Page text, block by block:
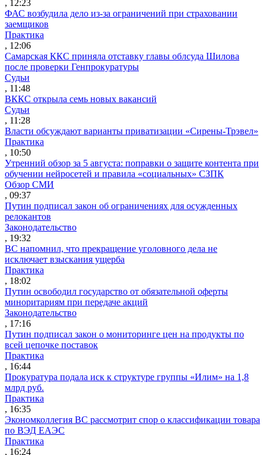
, 12:23
ФАС возбудила дело из-за ограничений при страховании
заемщиков
Практика
, 12:06
Самарская ККС приняла отставку главы облсуда Шилова
после проверки Генпрокуратуры
Судьи
, 11:48
ВККС открыла семь новых вакансий
Судьи
, 11:28
Власти обсуждают варианты приватизации «Сирены-Трэвел»
Практика
, 10:50
Утренний обзор за 5 августа: поправки о защите контента при
обучении нейросетей и правила «социальных» СЗПК
Обзор СМИ
, 09:37
Путин подписал закон об ограничениях для осужденных
релокантов
Законодательство
, 19:32
ВС напомнил, что прекращение уголовного дела не
исключает взыскания ущерба
Практика
, 18:02
Путин освободил государство от обязательной оферты
миноритариям при передаче акций
Законодательство
, 17:16
Путин подписал закон о мониторинге цен на продукты по
всей цепочке поставок
Практика
, 16:44
Прокуратура подала иск к структуре группы «Илим» на 1,8
млрд руб.
Практика
, 16:35
Экономколлегия ВС рассмотрит спор о классификации товара
по ВЭД ЕАЭС
Практика
, 16:24